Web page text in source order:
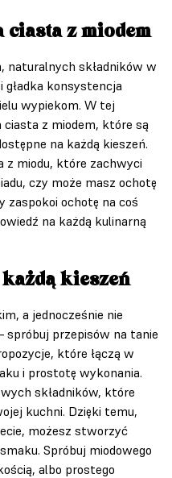
ciasta z miodem
naturalnych składników w
gładka konsystencja
wypiekom. W tej
z miodem, które są
na każdą kieszeń.
z miodu, które zachwyci
czy może masz ochotę
zaspokoi ochotę na coś
na każdą kulinarną
kieszeń
a jednocześnie nie
spróbuj przepisów na tanie
które łączą w
i prostotę wykonania.
składników, które
kuchni. Dzięki temu,
możesz stworzyć
Spróbuj miodowego
albo prostego